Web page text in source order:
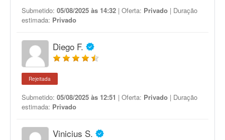
Submetido: 05/08/2025 às 14:32 | Oferta: Privado | Duração
estimada: Privado
Diego F.
Rejeitada
Submetido: 05/08/2025 às 12:51 | Oferta: Privado | Duração
estimada: Privado
Vinicius S.